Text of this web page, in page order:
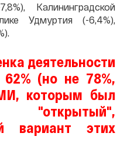
Калининградской
Удмуртия (-6,4%),
деятельности
(но не 78%,
которым был
вариант этих